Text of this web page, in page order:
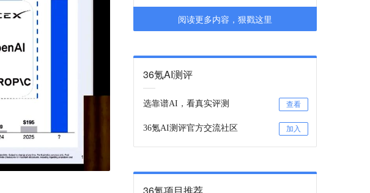
阅读更多内容，狠戳这里
36氪AI测评
选靠谱AI，看真实评测 查看
36氪AI测评官方交流社区 加入